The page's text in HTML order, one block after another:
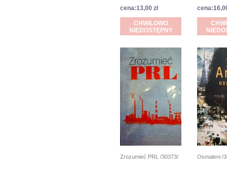
cena:13,00 zł
CHWILOWO
NIEDOSTĘPNY
Zrozumieć PRL /30373/ Osmaleni /